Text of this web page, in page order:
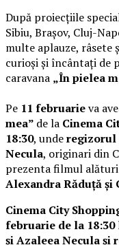
După proiecțiile
Sibiu, Brașov, Cluj-
multe aplauze,
curioși și încântați de
caravana „În pielea
Pe 11 februarieva
mea” de la Cinema
18:30, underegizorul
Necula, originari din
prezenta filmul
Alexandra Răduță și
Cinema City
februarie de la 18:30
și Azaleea Necula și